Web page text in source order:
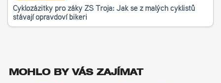
Cyklozážitky pro žáky ZŠ Troja: Jak se z malých cyklistů
stávají opravdoví bikeři
MOHLO BY VÁS ZAJÍMAT